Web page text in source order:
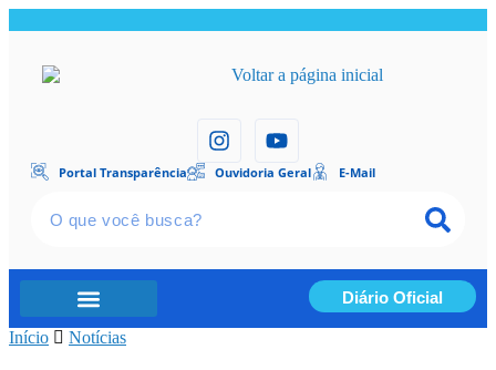
Portal Transparência Ouvidoria Geral E-Mail
Diário Oficial
Início Notícias